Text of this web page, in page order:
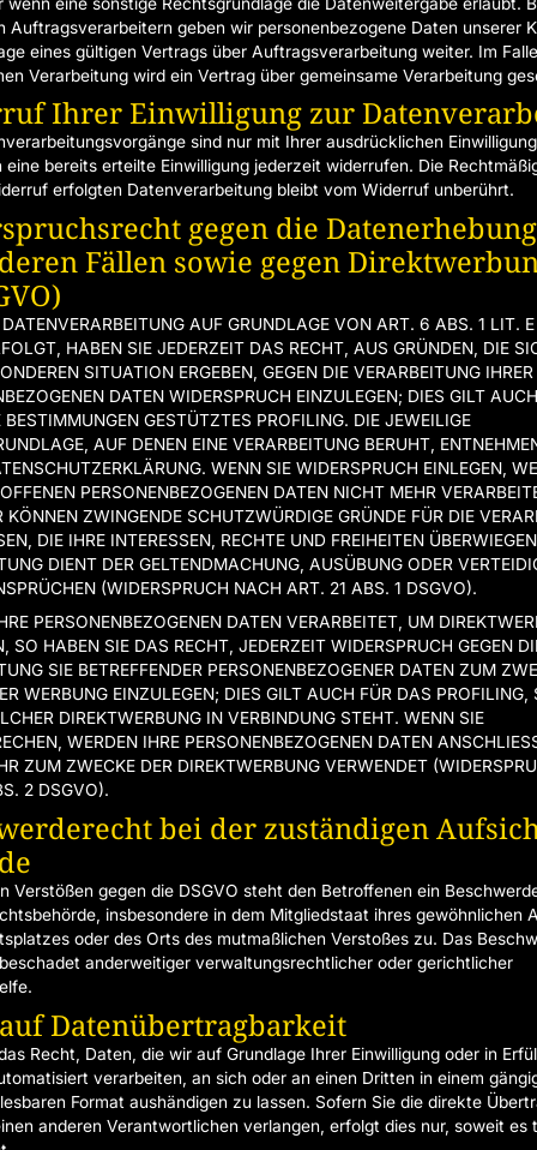
Auftragsverarbeitern geben wir personenbezogene Daten unserer
eines gültigen Vertrags über Auftragsverarbeitung weiter. Im
Verarbeitung wird ein Vertrag über gemeinsame Verarbeitung
Ihrer Einwilligung zur
sind nur mit Ihrer ausdrücklichen
eine bereits erteilte Einwilligung jederzeit widerrufen. Die
erfolgten Datenverarbeitung bleibt vom Widerruf unberührt.
gegen die
Fällen sowie gegen
AUF GRUNDLAGE VON ART. 6 ABS. 1 LIT. E
HABEN SIE JEDERZEIT DAS RECHT, AUS GRÜNDEN, DIE
SITUATION ERGEBEN, GEGEN DIE VERARBEITUNG IHRER
DATEN WIDERSPRUCH EINZULEGEN; DIES GILT
BESTIMMUNGEN GESTÜTZTES PROFILING. DIE JEWEILIGE
AUF DENEN EINE VERARBEITUNG BERUHT,
WENN SIE WIDERSPRUCH EINLEGEN,
PERSONENBEZOGENEN DATEN NICHT MEHR
KÖNNEN ZWINGENDE SCHUTZWÜRDIGE GRÜNDE FÜR DIE
DIE IHRE INTERESSEN, RECHTE UND FREIHEITEN
DIENT DER GELTENDMACHUNG, AUSÜBUNG ODER
(WIDERSPRUCH NACH ART. 21 ABS. 1 DSGVO).
PERSONENBEZOGENEN DATEN VERARBEITET, UM
SO HABEN SIE DAS RECHT, JEDERZEIT WIDERSPRUCH GEGEN
SIE BETREFFENDER PERSONENBEZOGENER DATEN ZUM
WERBUNG EINZULEGEN; DIES GILT AUCH FÜR DAS PROFILING,
DIREKTWERBUNG IN VERBINDUNG STEHT. WENN SIE
WERDEN IHRE PERSONENBEZOGENEN DATEN
ZUM ZWECKE DER DIREKTWERBUNG VERWENDET
2 DSGVO).
bei der zuständigen
Verstößen gegen die DSGVO steht den Betroffenen ein
insbesondere in dem Mitgliedstaat ihres gewöhnlichen
oder des Orts des mutmaßlichen Verstoßes zu. Das
anderweitiger verwaltungsrechtlicher oder gerichtlicher
Daten­übertrag­barkeit
Recht, Daten, die wir auf Grundlage Ihrer Einwilligung oder in
verarbeiten, an sich oder an einen Dritten in einem
Format aushändigen zu lassen. Sofern Sie die direkte
anderen Verantwortlichen verlangen, erfolgt dies nur, soweit es